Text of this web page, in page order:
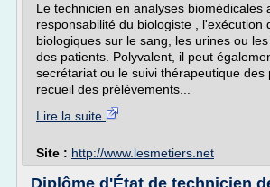
Le technicien en analyses biomédicales
responsabilité du biologiste , l'exécution
biologiques sur le sang, les urines ou
des patients. Polyvalent, il peut
secrétariat ou le suivi thérapeutique des
recueil des prélèvements...
Lire la suite
Site : http://www.lesmetiers.net
Diplôme d'État de technicien